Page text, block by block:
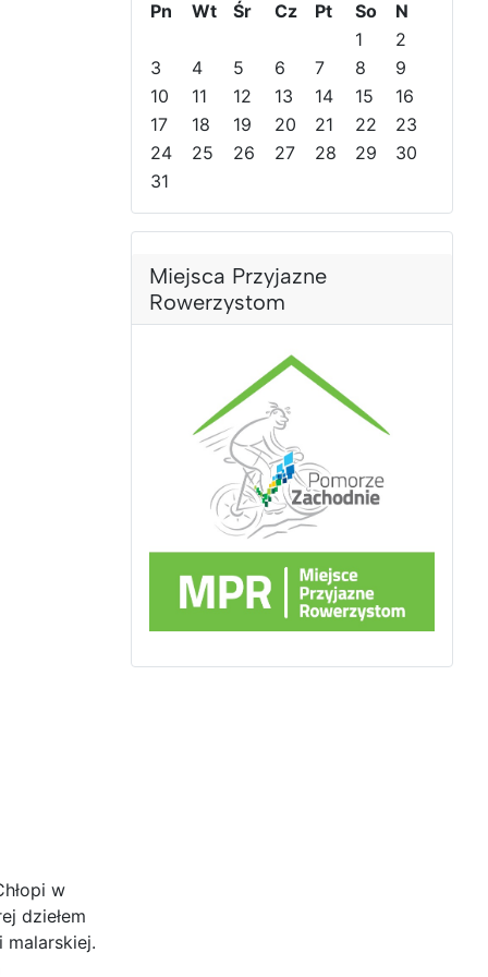
w
dziełem
malarskiej.
d
i
r
o
k
d
m
i
e
s
ą
n
m
i
e
s
c
Pn
Wt Śr Cz Pt So
N
1
2
3
4 5 6 7 8
9
10
11 12 13 14 15
16
17
18 19 20 21 22
23
24
25 26 27 28 29
30
31
Miejsca Przyjazne
Rowerzystom